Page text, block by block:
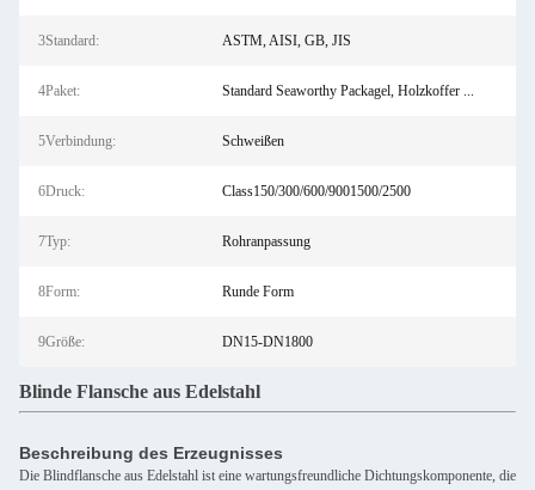
3Standard: ASTM, AISI, GB, JIS
4Paket: Standard Seaworthy Packagel, Holzkoffer ...
5Verbindung: Schweißen
6Druck: Class150/300/600/9001500/2500
7Typ: Rohranpassung
8Form: Runde Form
9Größe: DN15-DN1800
Blinde Flansche aus Edelstahl
Beschreibung des Erzeugnisses
Die Blindflansche aus Edelstahl ist eine wartungsfreundliche Dichtungskomponente, die